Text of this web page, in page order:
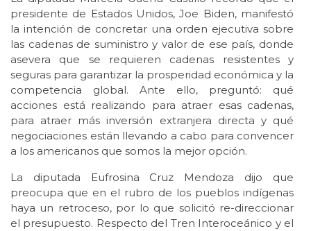
presidente de Estados Unidos, Joe Biden, manifestó
la intención de concretar una orden ejecutiva sobre
las cadenas de suministro y valor de ese país, donde
asevera que se requieren cadenas resistentes y
seguras para garantizar la prosperidad económica y la
competencia global. Ante ello, preguntó: qué
acciones está realizando para atraer esas cadenas,
para atraer más inversión extranjera directa y qué
negociaciones están llevando a cabo para convencer
a los americanos que somos la mejor opción.
La diputada Eufrosina Cruz Mendoza dijo que
preocupa que en el rubro de los pueblos indígenas
haya un retroceso, por lo que solicitó re-direccionar
el presupuesto. Respecto del Tren Interoceánico y el